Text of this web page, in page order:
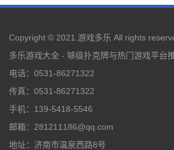
Copyright © 2021. 游戏多乐 All rights
多乐游戏大全 - 够级扑克牌与热门游戏平台
电话： 0531-86271322
传真： 0531-86271322
手机： 139-5418-5546
邮箱： 281211186@qq.com
地址： 济南市温泉西路8号